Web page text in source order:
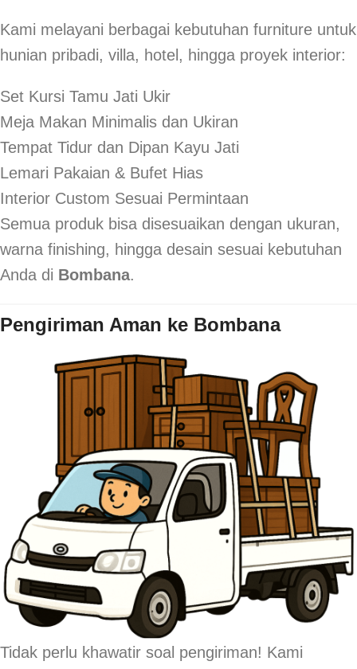
Kami melayani berbagai kebutuhan furniture untuk
hunian pribadi, villa, hotel, hingga proyek interior:
Set Kursi Tamu Jati Ukir
Meja Makan Minimalis dan Ukiran
Tempat Tidur dan Dipan Kayu Jati
Lemari Pakaian & Bufet Hias
Interior Custom Sesuai Permintaan
Semua produk bisa disesuaikan dengan ukuran,
warna finishing, hingga desain sesuai kebutuhan
Anda di Bombana.
Pengiriman Aman ke Bombana
Tidak perlu khawatir soal pengiriman! Kami